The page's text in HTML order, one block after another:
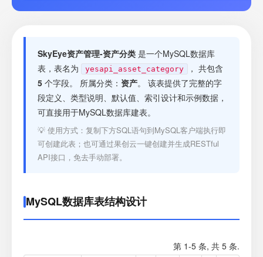
接口测试
SkyEye资产管理-资产分类 是一个MySQL数据库
表，表名为
yesapi_asset_category
， 共包含
5 个字段。 所属分类： 资产。 该表提供了完整的字
段定义、类型说明、默认值、索引设计和示例数据，
可直接用于MySQL数据库建表。
💡 使用方式：复制下方SQL语句到MySQL客户端执行即
可创建此表；也可通过果创云一键创建并生成RESTful
API接口，免去手动部署。
MySQL数据库表结构设计
第 1-5 条, 共 5 条.